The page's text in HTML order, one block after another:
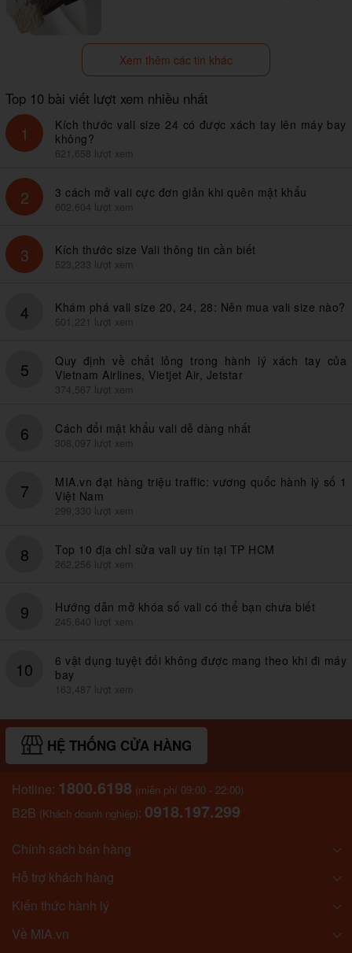
Xem thêm các tin khác
Top 10 bài viết lượt xem nhiều nhất
1
Kích thước vali size 24 có được xách tay lên máy bay
không?
621,658 lượt xem
2 3 cách mở vali cực đơn giản khi quên mật khẩu
602,604 lượt xem
3 Kích thước size Vali thông tin cần biết
523,233 lượt xem
4 Khám phá vali size 20, 24, 28: Nên mua vali size nào?
501,221 lượt xem
5
Quy định về chất lỏng trong hành lý xách tay của
Vietnam Airlines, Vietjet Air, Jetstar
374,567 lượt xem
6 Cách đổi mật khẩu vali dễ dàng nhất
308,097 lượt xem
7
MIA.vn đạt hàng triệu traffic: vương quốc hành lý số 1
Việt Nam
299,330 lượt xem
8 Top 10 địa chỉ sửa vali uy tín tại TP HCM
262,256 lượt xem
9 Hướng dẫn mở khóa số vali có thể bạn chưa biết
245,640 lượt xem
10
6 vật dụng tuyệt đối không được mang theo khi đi máy
bay
163,487 lượt xem
HỆ THỐNG CỬA HÀNG
Hotline: 1800.6198 (miễn phí 09:00 - 22:00)
B2B (Khách doanh nghiệp): 0918.197.299
Chính sách bán hàng
Hỗ trợ khách hàng
Kiến thức hành lý
Về MIA.vn